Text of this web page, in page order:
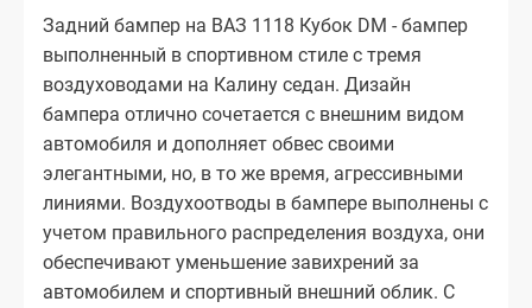
Задний бампер на ВАЗ 1118 Кубок DM - бампер
выполненный в спортивном стиле с тремя
воздуховодами на Калину седан. Дизайн
бампера отлично сочетается с внешним видом
автомобиля и дополняет обвес своими
элегантными, но, в то же время, агрессивными
линиями. Воздухоотводы в бампере выполнены с
учетом правильного распределения воздуха, они
обеспечивают уменьшение завихрений за
автомобилем и спортивный внешний облик. С